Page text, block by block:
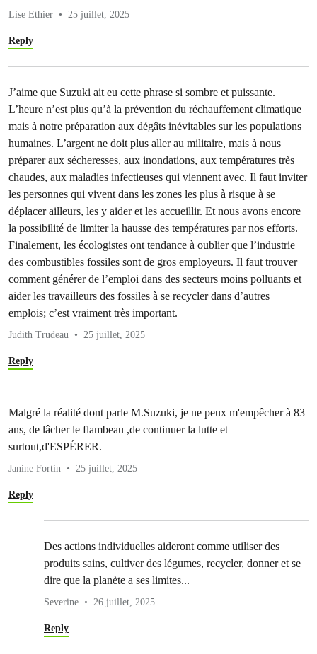
Lise Ethier 25 juillet, 2025
Reply
J’aime que Suzuki ait eu cette phrase si sombre et puissante.
L’heure n’est plus qu’à la prévention du réchauffement climatique
mais à notre préparation aux dégâts inévitables sur les populations
humaines. L’argent ne doit plus aller au militaire, mais à nous
préparer aux sécheresses, aux inondations, aux températures très
chaudes, aux maladies infectieuses qui viennent avec. Il faut inviter
les personnes qui vivent dans les zones les plus à risque à se
déplacer ailleurs, les y aider et les accueillir. Et nous avons encore
la possibilité de limiter la hausse des températures par nos efforts.
Finalement, les écologistes ont tendance à oublier que l’industrie
des combustibles fossiles sont de gros employeurs. Il faut trouver
comment générer de l’emploi dans des secteurs moins polluants et
aider les travailleurs des fossiles à se recycler dans d’autres
emplois; c’est vraiment très important.
Judith Trudeau 25 juillet, 2025
Reply
Malgré la réalité dont parle M.Suzuki, je ne peux m'empêcher à 83
ans, de lâcher le flambeau ,de continuer la lutte et
surtout,d'ESPÉRER.
Janine Fortin 25 juillet, 2025
Reply
Des actions individuelles aideront comme utiliser des
produits sains, cultiver des légumes, recycler, donner et se
dire que la planète a ses limites...
Severine 26 juillet, 2025
Reply